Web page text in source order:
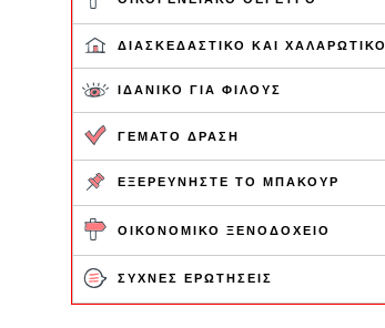
ΔΙΑΣΚΕΔΑΣΤΙΚΌ ΚΑΙ ΧΑΛΑΡΩΤΙΚΌ
ΙΔΑΝΙΚΌ ΓΙΑ ΦΊΛΟΥΣ
ΓΕΜΆΤΟ ΔΡΆΣΗ
ΕΞΕΡΕΥΝΉΣΤΕ ΤΟ ΜΠΑΚΟΎΡ
ΟΙΚΟΝΟΜΙΚΌ ΞΕΝΟΔΟΧΕΊΟ
ΣΥΧΝΈΣ ΕΡΩΤΉΣΕΙΣ